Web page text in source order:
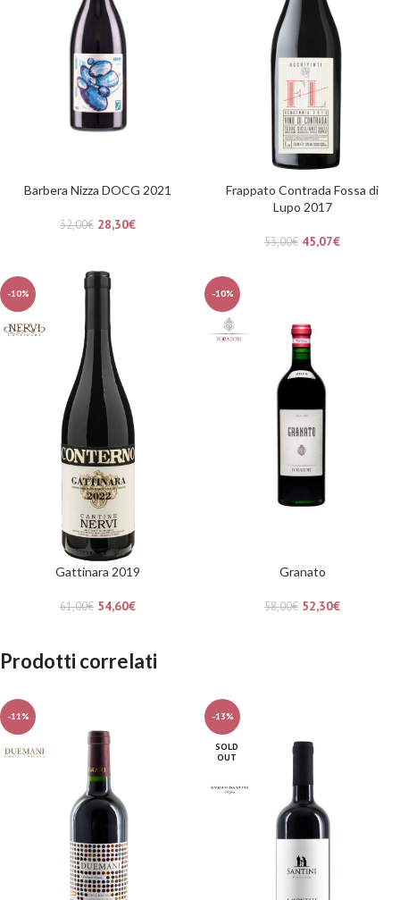
Barbera Nizza DOCG 2021
32,00€ 28,30€
Frappato Contrada Fossa di
Lupo 2017
53,00€ 45,07€
-10%
Gattinara 2019
61,00€ 54,60€
-10%
Granato
58,00€ 52,30€
Prodotti correlati
-11% -13%
SOLD
OUT